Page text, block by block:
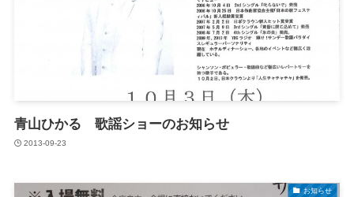
青山ひかる 歌謡ショーのお知らせ
2013-09-23
お知らせ